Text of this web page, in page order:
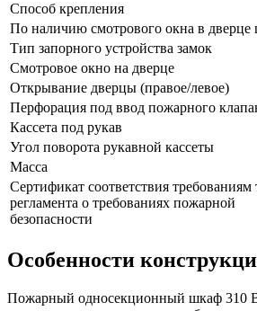
Способ крепления
По наличию смотрового окна в дверце
Тип запорного устройства замок
Смотровое окно на дверце
Открывание дверцы (правое/левое)
Перфорация под ввод пожарного
Кассета под рукав
Угол поворота рукавной кассеты
Масса
Сертификат соответствия требованиям
регламента о требованиях пожарной
безопасности
Особенности
Пожарный односекционный шкаф 310